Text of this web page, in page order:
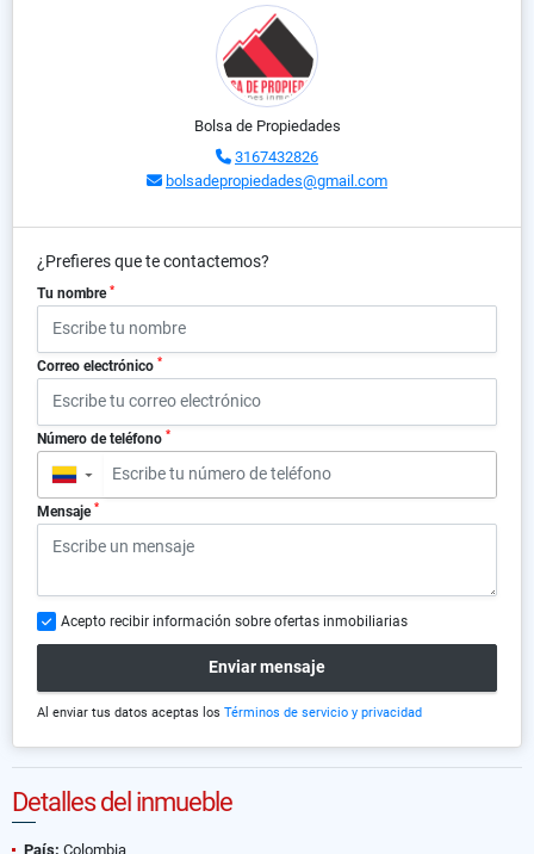
Bolsa de Propiedades
3167432826
bolsadepropiedades@gmail.com
¿Prefieres que te contactemos?
Tu nombre *
Correo electrónico *
Número de teléfono *
▼
Mensaje *
Acepto recibir información sobre ofertas inmobiliarias
Enviar mensaje
Al enviar tus datos aceptas los Términos de servicio y privacidad
Detalles del inmueble
País: Colombia